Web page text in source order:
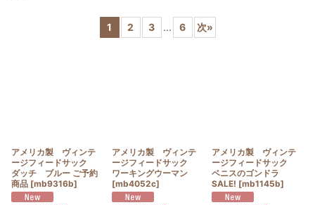
1 2 3 ... 6 次»
アメリカ製 ヴィンテ
ージフィードサック
ダッチ ブルー ご予約
商品 [mb9316b]
アメリカ製 ヴィンテ
ージフィードサック
ワーキングウーマン
[mb4052c]
アメリカ製 ヴィンテ
ージフィードサック
ベニスのゴンドラ
SALE! [mb1145b]